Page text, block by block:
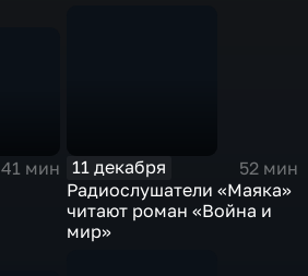
41 мин
11 декабря
52 мин
Радиослушатели «Маяка»
читают роман «Война и
мир»